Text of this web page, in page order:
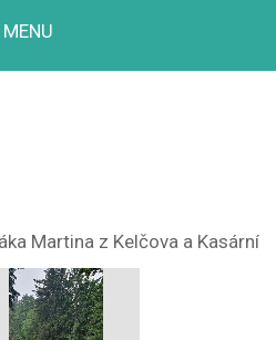
MENU
Martina z Kelčova a Kasární